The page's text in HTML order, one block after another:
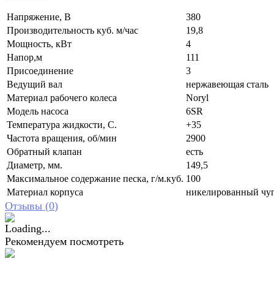
Напряжение, В
380
Производительность куб. м/час
19,8
Мощность, кВт
4
Напор,м
111
Присоединение
3
Ведущий вал
нержавеющая сталь
Материал рабочего колеса
Noryl
Модель насоса
6SR
Температура жидкости, С.
+35
Частота вращения, об/мин
2900
Обратный клапан
есть
Диаметр, мм.
149,5
Максимальное содержание песка, г/м.куб. 100
Материал корпуса
никелированный
Отзывы (0)
Рекомендуем посмотреть